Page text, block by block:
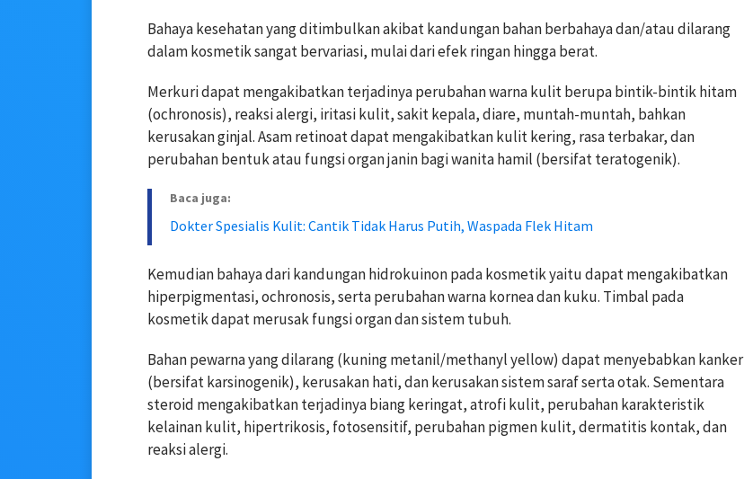
Bahaya kesehatan yang ditimbulkan akibat kandungan bahan berbahaya dan/atau dilarang
dalam kosmetik sangat bervariasi, mulai dari efek ringan hingga berat.
Merkuri dapat mengakibatkan terjadinya perubahan warna kulit berupa bintik-bintik hitam
(ochronosis), reaksi alergi, iritasi kulit, sakit kepala, diare, muntah-muntah, bahkan
kerusakan ginjal. Asam retinoat dapat mengakibatkan kulit kering, rasa terbakar, dan
perubahan bentuk atau fungsi organ janin bagi wanita hamil (bersifat teratogenik).
Baca juga:
Dokter Spesialis Kulit: Cantik Tidak Harus Putih, Waspada Flek Hitam
Kemudian bahaya dari kandungan hidrokuinon pada kosmetik yaitu dapat mengakibatkan
hiperpigmentasi, ochronosis, serta perubahan warna kornea dan kuku. Timbal pada
kosmetik dapat merusak fungsi organ dan sistem tubuh.
Bahan pewarna yang dilarang (kuning metanil/methanyl yellow) dapat menyebabkan kanker
(bersifat karsinogenik), kerusakan hati, dan kerusakan sistem saraf serta otak. Sementara
steroid mengakibatkan terjadinya biang keringat, atrofi kulit, perubahan karakteristik
kelainan kulit, hipertrikosis, fotosensitif, perubahan pigmen kulit, dermatitis kontak, dan
reaksi alergi.